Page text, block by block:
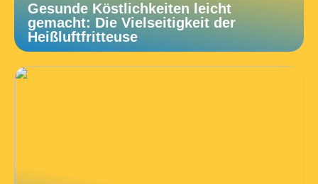
Gesunde Köstlichkeiten leicht
gemacht: Die Vielseitigkeit der
Heißluftfritteuse